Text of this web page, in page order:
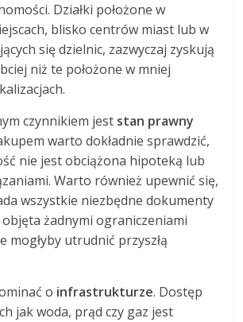
Działki położone w
blisko centrów miast lub w
się dzielnic, zazwyczaj zyskują
niż te położone w mniej
czynnikiem jest stan prawny
warto dokładnie sprawdzić,
nie jest obciążona hipoteką lub
Warto również upewnić się,
wszystkie niezbędne dokumenty
żadnymi ograniczeniami
mogłyby utrudnić przyszłą
o infrastrukturze. Dostęp
jak woda, prąd czy gaz jest